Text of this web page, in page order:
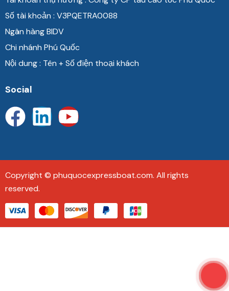
Số tài khoản : V3PQETRA0088
Ngân hàng BIDV
Chi nhánh Phú Quốc
Nội dung : Tên + Số điện thoại khách
Social
Copyright © phuquocexpressboat.com. All rights
reserved.